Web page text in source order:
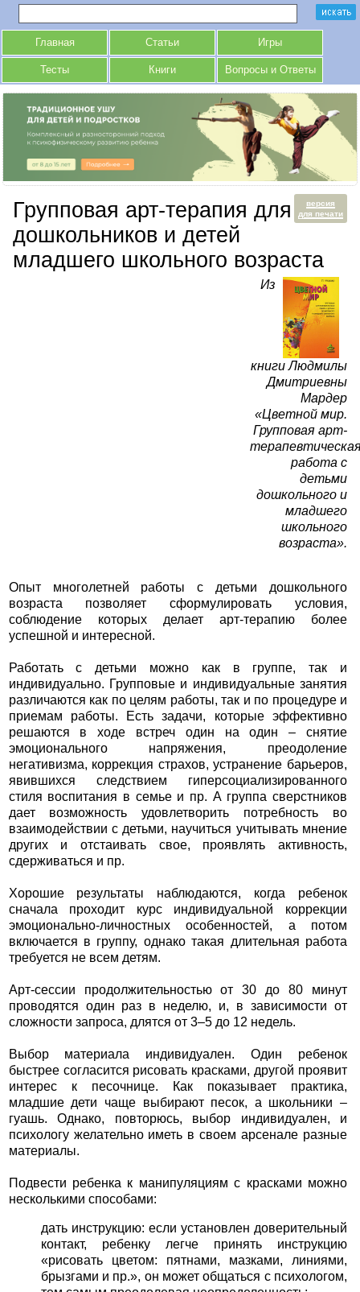
Главная Статьи Игры
Тесты Книги Вопросы и Ответы
версия
для печати
Групповая арт-терапия для
дошкольников и детей
младшего школьного возраста
Из
книги Людмилы
Дмитриевны
Мардер
«Цветной мир.
Групповая арт-
работа с
детьми
дошкольного и
младшего
школьного
возраста».
Опыт многолетней работы с детьми дошкольного
возраста позволяет сформулировать условия,
соблюдение которых делает арт-терапию более
успешной и интересной.
Работать с детьми можно как в группе, так и
индивидуально. Групповые и индивидуальные занятия
различаются как по целям работы, так и по процедуре и
приемам работы. Есть задачи, которые эффективно
решаются в ходе встреч один на один – снятие
эмоционального напряжения, преодоление
негативизма, коррекция страхов, устранение барьеров,
явившихся следствием гиперсоциализированного
стиля воспитания в семье и пр. А группа сверстников
дает возможность удовлетворить потребность во
взаимодействии с детьми, научиться учитывать мнение
других и отстаивать свое, проявлять активность,
сдерживаться и пр.
Хорошие результаты наблюдаются, когда ребенок
сначала проходит курс индивидуальной коррекции
эмоционально-личностных особенностей, а потом
включается в группу, однако такая длительная работа
требуется не всем детям.
Арт-сессии продолжительностью от 30 до 80 минут
проводятся один раз в неделю, и, в зависимости от
сложности запроса, длятся от 3–5 до 12 недель.
Выбор материала индивидуален. Один ребенок
быстрее согласится рисовать красками, другой проявит
интерес к песочнице. Как показывает практика,
младшие дети чаще выбирают песок, а школьники –
гуашь. Однако, повторюсь, выбор индивидуален, и
психологу желательно иметь в своем арсенале разные
материалы.
Подвести ребенка к манипуляциям с красками можно
несколькими способами:
дать инструкцию: если установлен доверительный
контакт, ребенку легче принять инструкцию
«рисовать цветом: пятнами, мазками, линиями,
брызгами и пр.», он может общаться с психологом,